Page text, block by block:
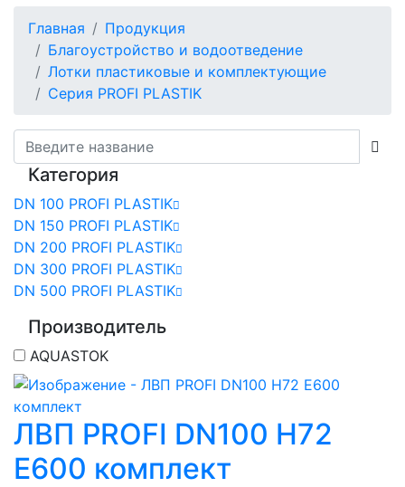
Главная
Продукция
Благоустройство и водоотведение
Лотки пластиковые и комплектующие
Серия PROFI PLASTIK
Категория
DN 100 PROFI PLASTIK
DN 150 PROFI PLASTIK
DN 200 PROFI PLASTIK
DN 300 PROFI PLASTIK
DN 500 PROFI PLASTIK
Производитель
AQUASTOK
ЛВП PROFI DN100 H72
E600 комплект